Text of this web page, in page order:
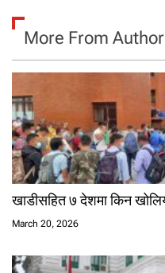
More From Author
खाडीसहित ७ देशमा किन
March 20, 2026